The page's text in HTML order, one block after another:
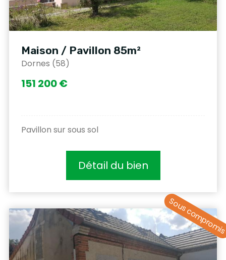
Maison / Pavillon 85m²
Dornes (58)
151 200 €
Pavillon sur sous sol
Détail du bien
Sous